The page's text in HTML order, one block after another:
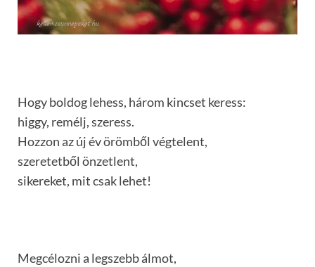
Hogy boldog lehess, három kincset keress:
higgy, remélj, szeress.
Hozzon az új év örömből végtelent,
szeretetből önzetlent,
sikereket, mit csak lehet!
Megcélozni a legszebb álmot,